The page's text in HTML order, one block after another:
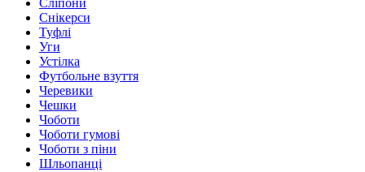
Сліпони
Снікерси
Туфлі
Уги
Устілка
Футбольне взуття
Черевики
Чешки
Чоботи
Чоботи гумові
Чоботи з піни
Шльопанці